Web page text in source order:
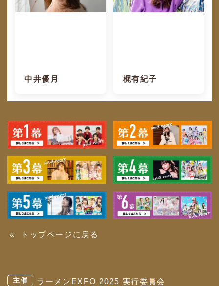
中井優月 梶有紀子
トップページに戻る
主催 ラーメンEXPO 2025 実行委員会